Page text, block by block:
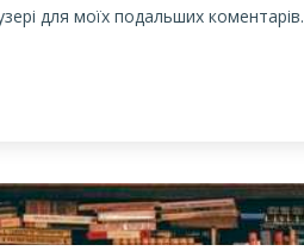
для моїх подальших коментарів.